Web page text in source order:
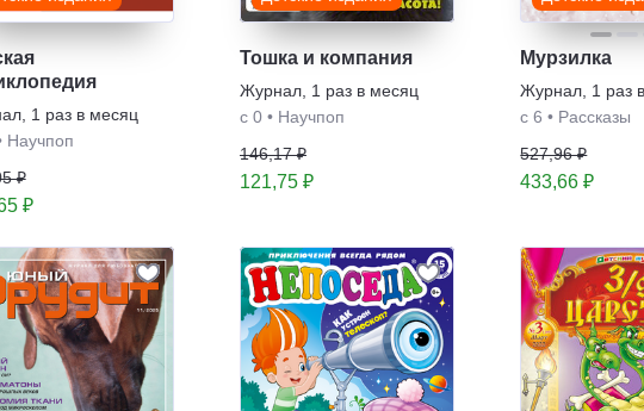
, 1 раз в месяц
Научпоп
₽
₽
Тошка и компания
Журнал, 1 раз в месяц
с 0• Научпоп
146,17 ₽
121,75 ₽
Мурзилка
Журнал 1 раз
с 6 • Рассказы
527,96 ₽
433,66 ₽